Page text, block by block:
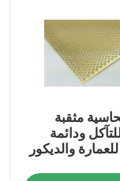
مثقبة
ودائمة
والديكور